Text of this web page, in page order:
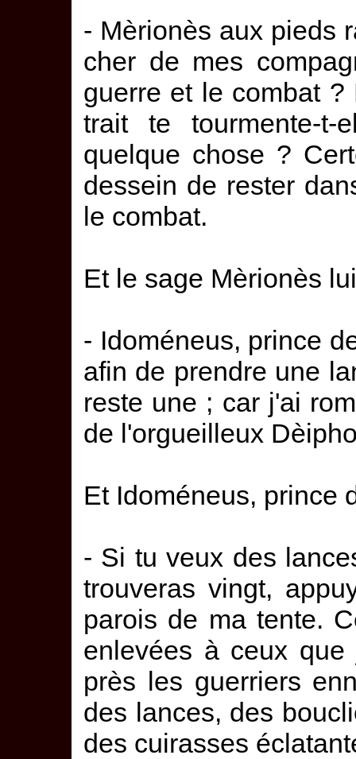
- Mèrionès aux pieds
cher de mes
guerre et le combat
trait te tourmente-t-
quelque chose ?
dessein de rester
le combat.
Et le sage Mèrionès
- Idoméneus, prince
afin de prendre une
reste une ; car j'ai
de l'orgueilleux
Et Idoméneus, prince
- Si tu veux des
trouveras vingt,
parois de ma tente.
enlevées à ceux
près les guerriers
des lances, des
des cuirasses